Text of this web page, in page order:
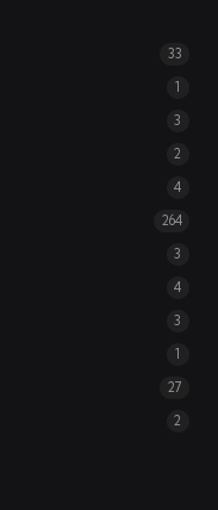
33
1
3
2
4
264
3
4
3
1
27
2